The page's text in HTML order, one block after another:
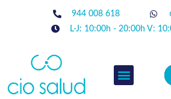
944 008 618
L-J: 10:00h - 20:00h V: